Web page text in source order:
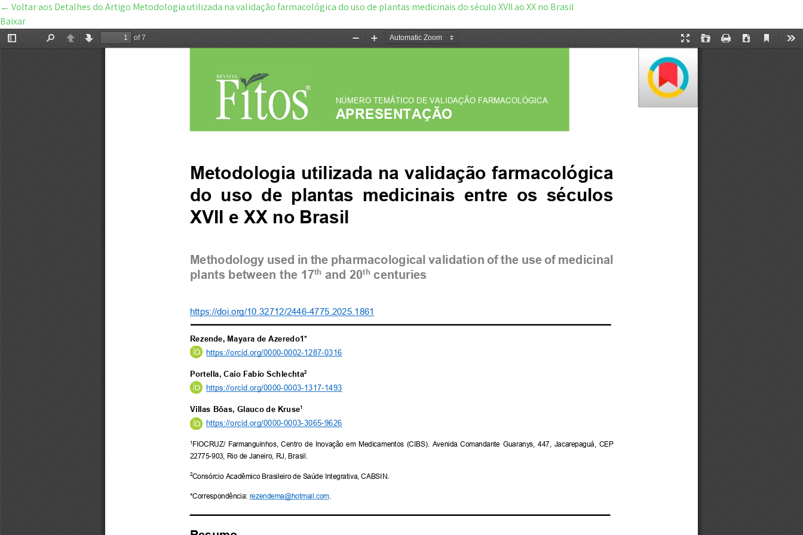
← Voltar aos Detalhes do Artigo Metodologia utilizada na validação farmacológica do uso de plantas medicinais do século XVII ao XX no Brasil
Baixar